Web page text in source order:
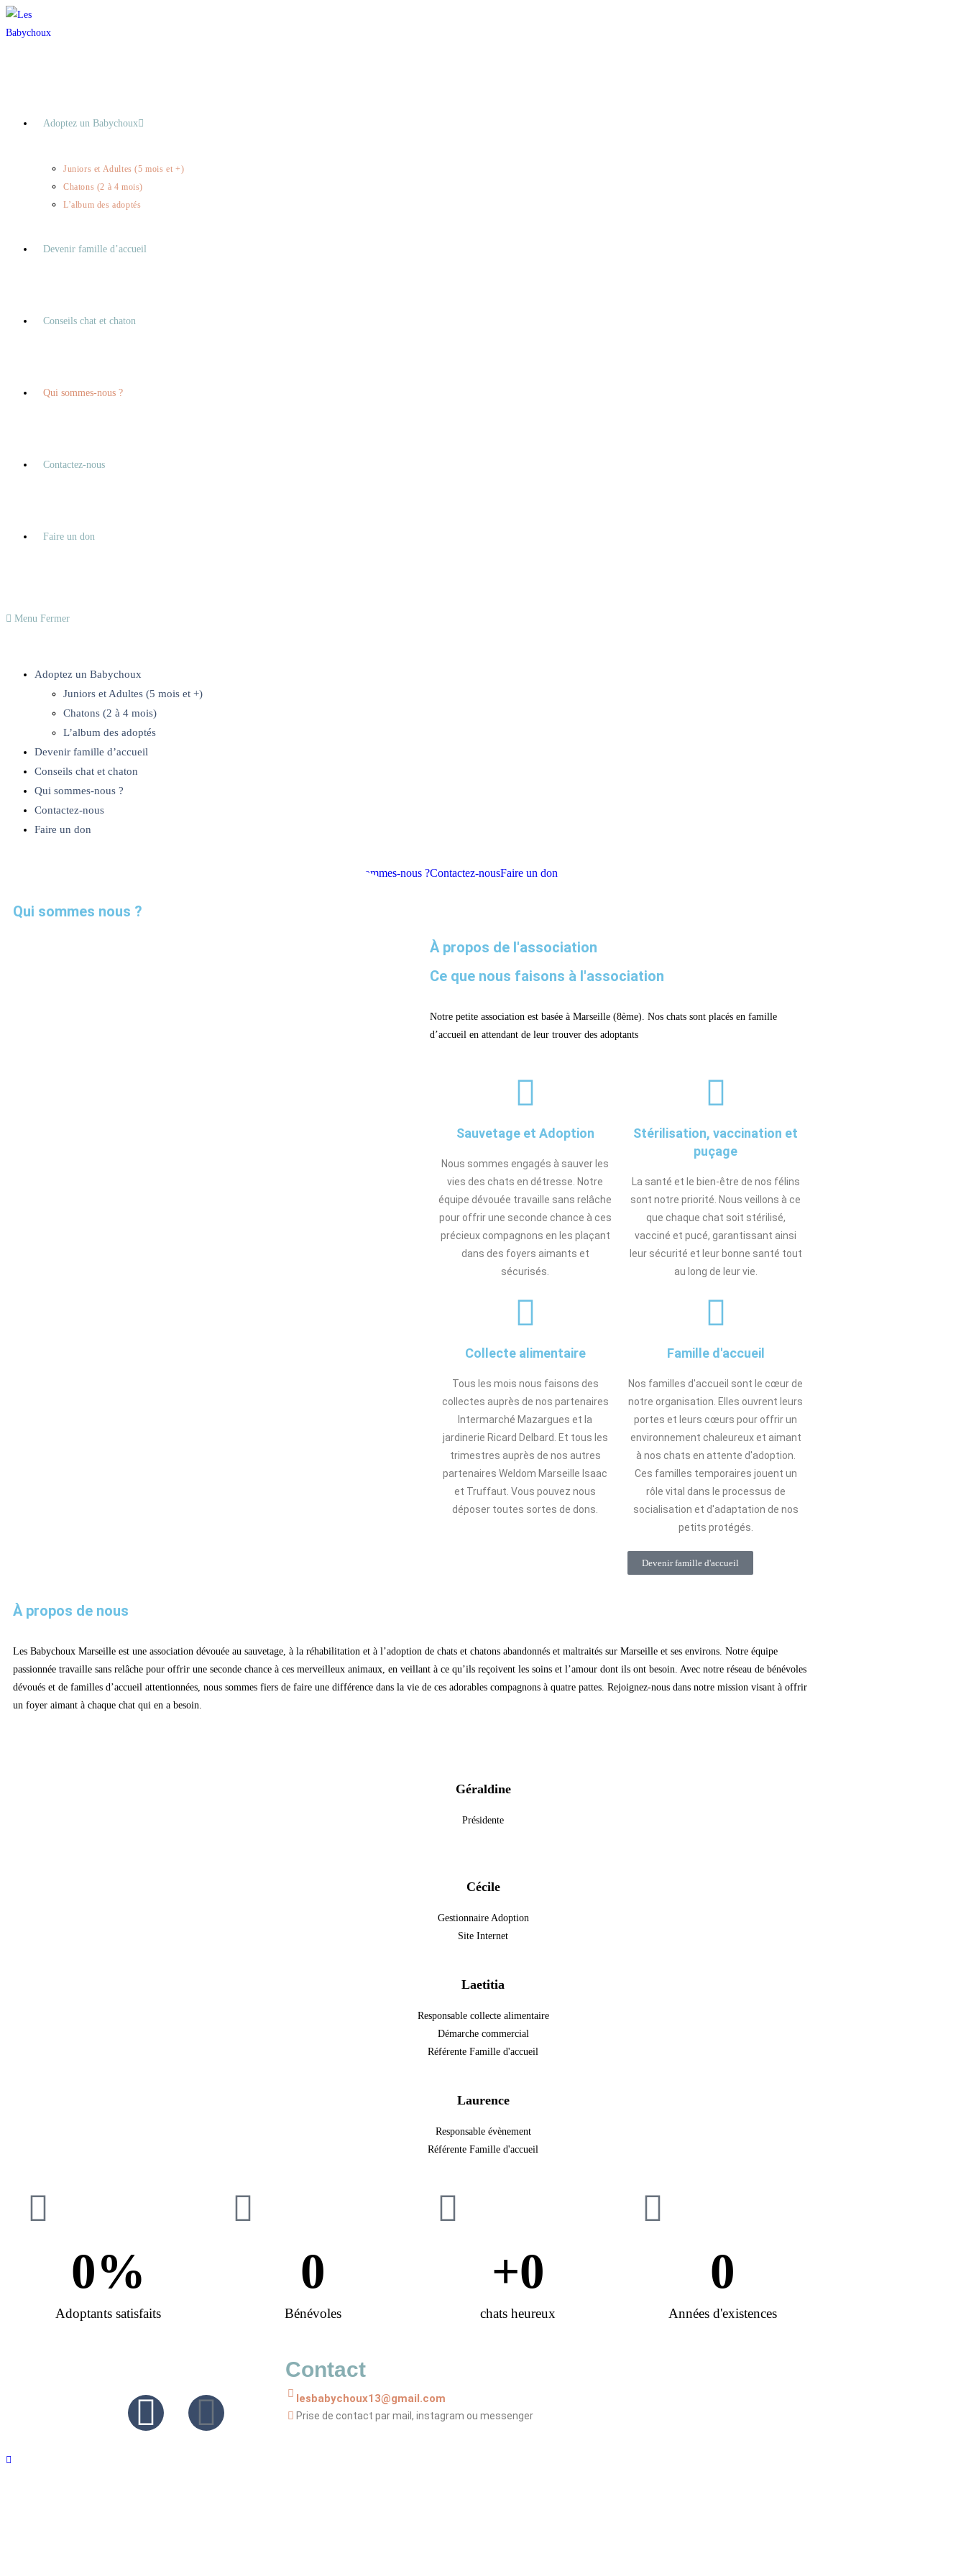
Adoptez un Babychoux
Juniors et Adultes (5 mois et +)
Chatons (2 à 4 mois)
L’album des adoptés
Devenir famille d’accueil
Conseils chat et chaton
Qui sommes-nous ?
Contactez-nous
Faire un don
Menu Fermer
Adoptez un Babychoux
Juniors et Adultes (5 mois et +)
Chatons (2 à 4 mois)
L’album des adoptés
Devenir famille d’accueil
Conseils chat et chaton
Qui sommes-nous ?
Contactez-nous
Faire un don
Qui sommes-nous ?Contactez-nousFaire un don
Qui sommes nous ?
À propos de l'association
Ce que nous faisons à l'association
Notre petite association est basée à Marseille (8ème). Nos chats sont placés en famille
d’accueil en attendant de leur trouver des adoptants
Sauvetage et Adoption
Nous sommes engagés à sauver les
vies des chats en détresse. Notre
équipe dévouée travaille sans relâche
pour offrir une seconde chance à ces
précieux compagnons en les plaçant
dans des foyers aimants et
sécurisés.
Stérilisation, vaccination et
puçage
La santé et le bien-être de nos félins
sont notre priorité. Nous veillons à ce
que chaque chat soit stérilisé,
vacciné et pucé, garantissant ainsi
leur sécurité et leur bonne santé tout
au long de leur vie.
Collecte alimentaire
Tous les mois nous faisons des
collectes auprès de nos partenaires
Intermarché Mazargues et la
jardinerie Ricard Delbard. Et tous les
trimestres auprès de nos autres
partenaires Weldom Marseille Isaac
et Truffaut. Vous pouvez nous
déposer toutes sortes de dons.
Famille d'accueil
Nos familles d'accueil sont le cœur de
notre organisation. Elles ouvrent leurs
portes et leurs cœurs pour offrir un
environnement chaleureux et aimant
à nos chats en attente d'adoption.
Ces familles temporaires jouent un
rôle vital dans le processus de
socialisation et d'adaptation de nos
petits protégés.
Devenir famille d'accueil
À propos de nous
Les Babychoux Marseille est une association dévouée au sauvetage, à la réhabilitation et à l’adoption de chats et chatons abandonnés et maltraités sur Marseille et ses environs. Notre équipe
passionnée travaille sans relâche pour offrir une seconde chance à ces merveilleux animaux, en veillant à ce qu’ils reçoivent les soins et l’amour dont ils ont besoin. Avec notre réseau de bénévoles
dévoués et de familles d’accueil attentionnées, nous sommes fiers de faire une différence dans la vie de ces adorables compagnons à quatre pattes. Rejoignez-nous dans notre mission visant à offrir
un foyer aimant à chaque chat qui en a besoin.
Géraldine
Présidente
Cécile
Gestionnaire Adoption
Site Internet
Laetitia
Responsable collecte alimentaire
Démarche commercial
Référente Famille d'accueil
Laurence
Responsable évènement
Référente Famille d'accueil
Adoptants satisfaits
0%
Bénévoles
0
chats heureux
+0
Années d'existences
0
Contact
lesbabychoux13@gmail.com
Prise de contact par mail, instagram ou messenger